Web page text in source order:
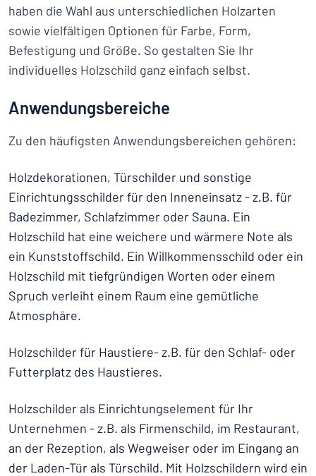
haben die Wahl aus unterschiedlichen Holzarten
sowie vielfältigen Optionen für Farbe, Form,
Befestigung und Größe. So gestalten Sie Ihr
individuelles Holzschild ganz einfach selbst.
Anwendungsbereiche
Zu den häufigsten Anwendungsbereichen gehören:
Holzdekorationen, Türschilder und sonstige
Einrichtungsschilder für den Inneneinsatz - z.B. für
Badezimmer, Schlafzimmer oder Sauna. Ein
Holzschild hat eine weichere und wärmere Note als
ein Kunststoffschild. Ein Willkommensschild oder ein
Holzschild mit tiefgründigen Worten oder einem
Spruch verleiht einem Raum eine gemütliche
Atmosphäre.
Holzschilder für Haustiere- z.B. für den Schlaf- oder
Futterplatz des Haustieres.
Holzschilder als Einrichtungselement für Ihr
Unternehmen - z.B. als Firmenschild, im Restaurant,
an der Rezeption, als Wegweiser oder im Eingang an
der Laden-Tür als Türschild. Mit Holzschildern wird ein